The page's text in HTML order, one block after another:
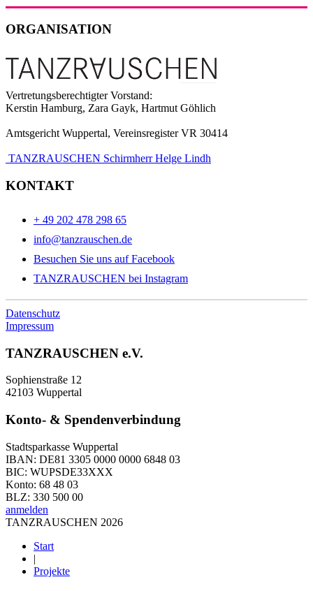
ORGANISATION
Vertretungsberechtigter Vorstand:
Kerstin Hamburg, Zara Gayk, Hartmut Göhlich
Amtsgericht Wuppertal, Vereinsregister VR 30414
TANZRAUSCHEN Schirmherr Helge Lindh
KONTAKT
+ 49 202 478 298 65
info@tanzrauschen.de
Besuchen Sie uns auf Facebook
TANZRAUSCHEN bei Instagram
Datenschutz
Impressum
TANZRAUSCHEN e.V.
Sophienstraße 12
42103 Wuppertal
Konto- & Spendenverbindung
Stadtsparkasse Wuppertal
IBAN: DE81 3305 0000 0000 6848 03
BIC: WUPSDE33XXX
Konto: 68 48 03
BLZ: 330 500 00
anmelden
TANZRAUSCHEN 2026
Start
|
Projekte